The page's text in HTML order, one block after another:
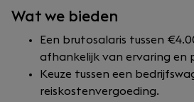
Wat we bieden
Een brutosalaris tussen
afhankelijk van ervaring en
Keuze tussen een
reiskostenvergoeding.